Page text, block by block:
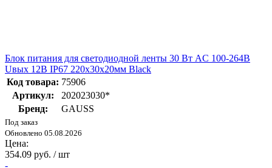
Блок питания для светодиодной ленты 30 Вт AC 100-264В
Uвых 12В IP67 220х30х20мм Black
Код товара: 75906
Артикул:
202023030*
Бренд:
GAUSS
Под заказ
Обновлено 05.08.2026
Цена:
354.09 руб. / шт
-